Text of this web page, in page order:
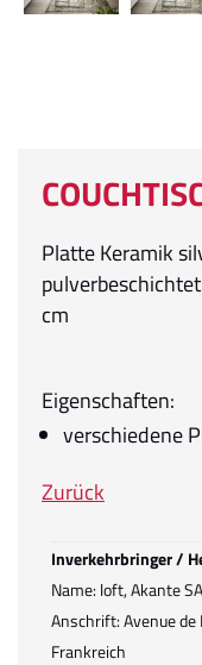
Platte Keramik
cm
Eigenschaften:
verschiedene
Zurück
Inverkehrbringer /
Name: loft, Akante
Anschrift: Avenue
Frankreich